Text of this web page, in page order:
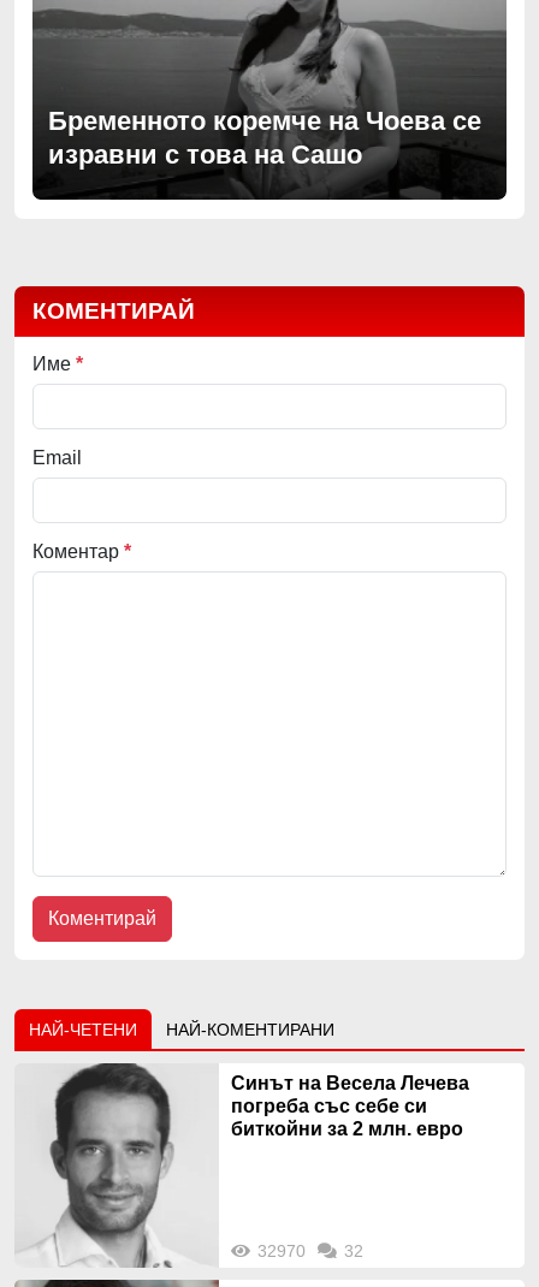
Бременното коремче на Чоева се
изравни с това на Сашо
КОМЕНТИРАЙ
Име *
Email
Коментар *
НАЙ-ЧЕТЕНИ НАЙ-КОМЕНТИРАНИ
Синът на Весела Лечева
погреба със себе си
биткойни за 2 млн. евро
32970 32